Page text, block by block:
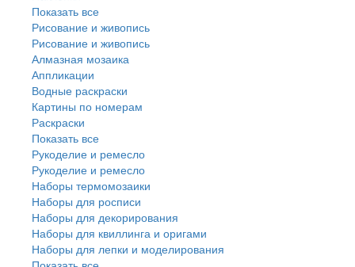
Показать все
Рисование и живопись
Рисование и живопись
Алмазная мозаика
Аппликации
Водные раскраски
Картины по номерам
Раскраски
Показать все
Рукоделие и ремесло
Рукоделие и ремесло
Наборы термомозаики
Наборы для росписи
Наборы для декорирования
Наборы для квиллинга и оригами
Наборы для лепки и моделирования